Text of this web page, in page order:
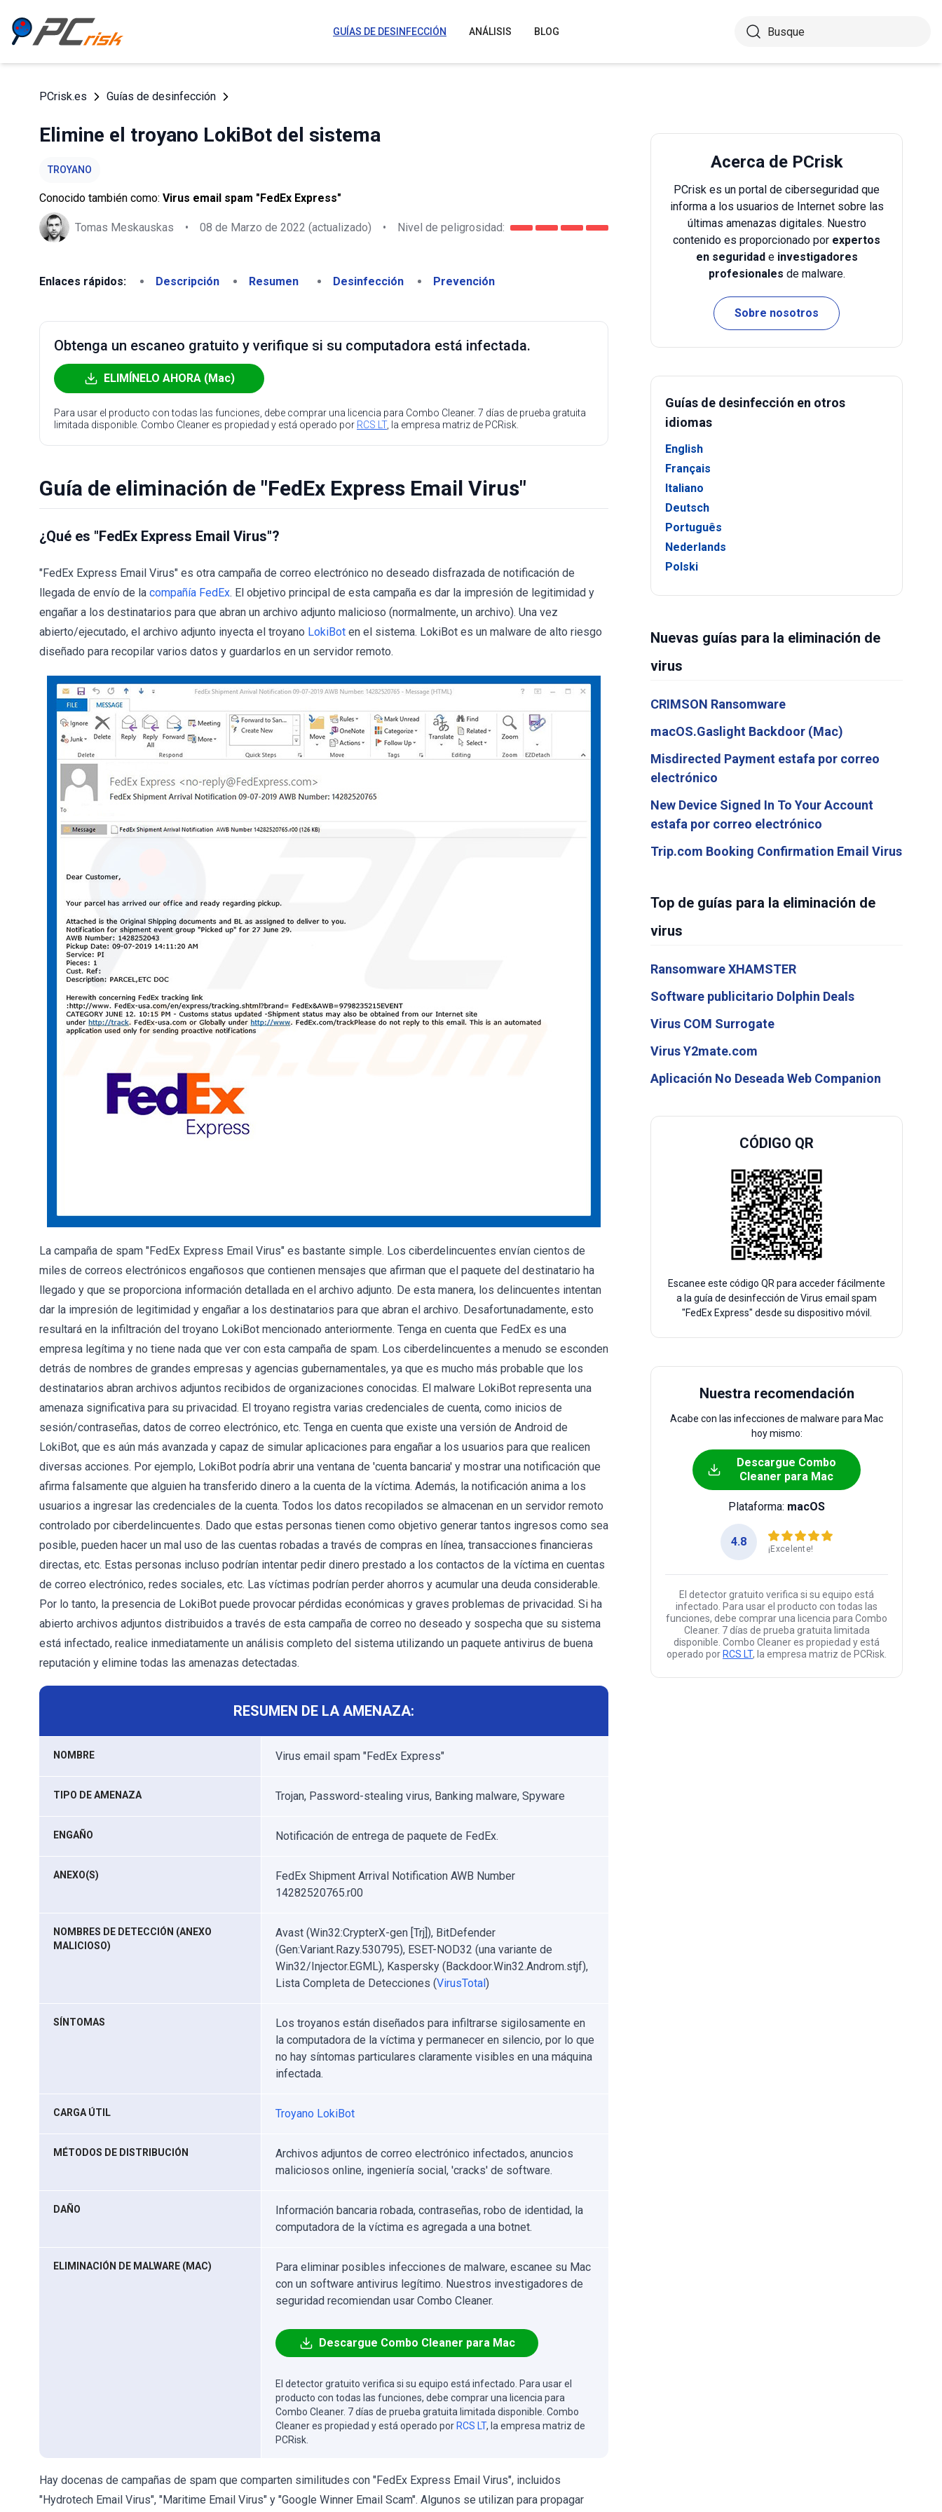
GUÍAS DE DESINFECCIÓN ANÁLISIS BLOG
PCrisk.es Guías de desinfección
Elimine el troyano LokiBot del sistema
TROYANO
Conocido también como: Virus email spam "FedEx Express"
Tomas Meskauskas • 08 de Marzo de 2022 (actualizado) • Nivel de peligrosidad:
Enlaces rápidos: Descripción Resumen Desinfección Prevención
Obtenga un escaneo gratuito y verifique si su computadora está infectada.
ELIMÍNELO AHORA (Mac)
Para usar el producto con todas las funciones, debe comprar una licencia para Combo Cleaner. 7 días de prueba gratuita
limitada disponible. Combo Cleaner es propiedad y está operado por RCS LT, la empresa matriz de PCRisk.
Guía de eliminación de "FedEx Express Email Virus"
¿Qué es "FedEx Express Email Virus"?
"FedEx Express Email Virus" es otra campaña de correo electrónico no deseado disfrazada de notificación de
llegada de envío de la compañía FedEx. El objetivo principal de esta campaña es dar la impresión de legitimidad y
engañar a los destinatarios para que abran un archivo adjunto malicioso (normalmente, un archivo). Una vez
abierto/ejecutado, el archivo adjunto inyecta el troyano LokiBot en el sistema. LokiBot es un malware de alto riesgo
diseñado para recopilar varios datos y guardarlos en un servidor remoto.
La campaña de spam "FedEx Express Email Virus" es bastante simple. Los ciberdelincuentes envían cientos de
miles de correos electrónicos engañosos que contienen mensajes que afirman que el paquete del destinatario ha
llegado y que se proporciona información detallada en el archivo adjunto. De esta manera, los delincuentes intentan
dar la impresión de legitimidad y engañar a los destinatarios para que abran el archivo. Desafortunadamente, esto
resultará en la infiltración del troyano LokiBot mencionado anteriormente. Tenga en cuenta que FedEx es una
empresa legítima y no tiene nada que ver con esta campaña de spam. Los ciberdelincuentes a menudo se esconden
detrás de nombres de grandes empresas y agencias gubernamentales, ya que es mucho más probable que los
destinatarios abran archivos adjuntos recibidos de organizaciones conocidas. El malware LokiBot representa una
amenaza significativa para su privacidad. El troyano registra varias credenciales de cuenta, como inicios de
sesión/contraseñas, datos de correo electrónico, etc. Tenga en cuenta que existe una versión de Android de
LokiBot, que es aún más avanzada y capaz de simular aplicaciones para engañar a los usuarios para que realicen
diversas acciones. Por ejemplo, LokiBot podría abrir una ventana de 'cuenta bancaria' y mostrar una notificación que
afirma falsamente que alguien ha transferido dinero a la cuenta de la víctima. Además, la notificación anima a los
usuarios a ingresar las credenciales de la cuenta. Todos los datos recopilados se almacenan en un servidor remoto
controlado por ciberdelincuentes. Dado que estas personas tienen como objetivo generar tantos ingresos como sea
posible, pueden hacer un mal uso de las cuentas robadas a través de compras en línea, transacciones financieras
directas, etc. Estas personas incluso podrían intentar pedir dinero prestado a los contactos de la víctima en cuentas
de correo electrónico, redes sociales, etc. Las víctimas podrían perder ahorros y acumular una deuda considerable.
Por lo tanto, la presencia de LokiBot puede provocar pérdidas económicas y graves problemas de privacidad. Si ha
abierto archivos adjuntos distribuidos a través de esta campaña de correo no deseado y sospecha que su sistema
está infectado, realice inmediatamente un análisis completo del sistema utilizando un paquete antivirus de buena
reputación y elimine todas las amenazas detectadas.
RESUMEN DE LA AMENAZA:
NOMBRE Virus email spam "FedEx Express"
TIPO DE AMENAZA Trojan, Password-stealing virus, Banking malware, Spyware
ENGAÑO Notificación de entrega de paquete de FedEx.
ANEXO(S)
FedEx Shipment Arrival Notification AWB Number
14282520765.r00
NOMBRES DE DETECCIÓN (ANEXO
MALICIOSO)
Avast (Win32:CrypterX-gen [Trj]), BitDefender
(Gen:Variant.Razy.530795), ESET-NOD32 (una variante de
Win32/Injector.EGML), Kaspersky (Backdoor.Win32.Androm.stjf),
Lista Completa de Detecciones (VirusTotal)
SÍNTOMAS
Los troyanos están diseñados para infiltrarse sigilosamente en
la computadora de la víctima y permanecer en silencio, por lo que
no hay síntomas particulares claramente visibles en una máquina
infectada.
CARGA ÚTIL Troyano LokiBot
MÉTODOS DE DISTRIBUCIÓN
Archivos adjuntos de correo electrónico infectados, anuncios
maliciosos online, ingeniería social, 'cracks' de software.
DAÑO
Información bancaria robada, contraseñas, robo de identidad, la
computadora de la víctima es agregada a una botnet.
ELIMINACIÓN DE MALWARE (MAC)
Para eliminar posibles infecciones de malware, escanee su Mac
con un software antivirus legítimo. Nuestros investigadores de
seguridad recomiendan usar Combo Cleaner.
Descargue Combo Cleaner para Mac
El detector gratuito verifica si su equipo está infectado. Para usar el
producto con todas las funciones, debe comprar una licencia para
Combo Cleaner. 7 días de prueba gratuita limitada disponible. Combo
Cleaner es propiedad y está operado por RCS LT, la empresa matriz de
PCRisk.
Hay docenas de campañas de spam que comparten similitudes con "FedEx Express Email Virus", incluidos
"Hydrotech Email Virus", "Maritime Email Virus" y "Google Winner Email Scam". Algunos se utilizan para propagar
Acerca de PCrisk
PCrisk es un portal de ciberseguridad que
informa a los usuarios de Internet sobre las
últimas amenazas digitales. Nuestro
contenido es proporcionado por expertos
en seguridade investigadores
profesionales de malware.
Sobre nosotros
Guías de desinfección en otros
idiomas
English
Français
Italiano
Deutsch
Português
Nederlands
Polski
Nuevas guías para la eliminación de
virus
CRIMSON Ransomware
macOS.Gaslight Backdoor (Mac)
Misdirected Payment estafa por correo
electrónico
New Device Signed In To Your Account
estafa por correo electrónico
Trip.com Booking Confirmation Email Virus
Top de guías para la eliminación de
virus
Ransomware XHAMSTER
Software publicitario Dolphin Deals
Virus COM Surrogate
Virus Y2mate.com
Aplicación No Deseada Web Companion
CÓDIGO QR
Escanee este código QR para acceder fácilmente
a la guía de desinfección de Virus email spam
"FedEx Express" desde su dispositivo móvil.
Nuestra recomendación
Acabe con las infecciones de malware para Mac
hoy mismo:
Descargue Combo
Cleaner para Mac
Plataforma: macOS
4.8
¡Excelente!
El detector gratuito verifica si su equipo está
infectado. Para usar el producto con todas las
funciones, debe comprar una licencia para Combo
Cleaner. 7 días de prueba gratuita limitada
disponible. Combo Cleaner es propiedad y está
operado por RCS LT, la empresa matriz de PCRisk.